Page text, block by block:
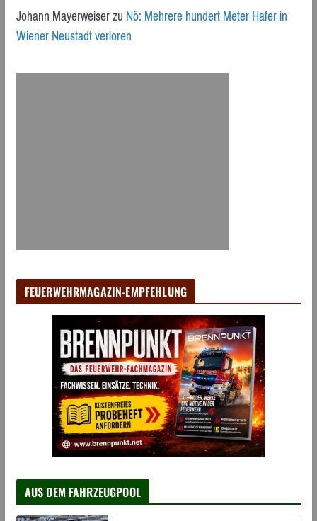
Johann MayerweiserzuNö: Mehrere hundert Meter Hafer in
Wiener Neustadt verloren
FEUERWEHRMAGAZIN-EMPFEHLUNG
AUS DEM FAHRZEUGPOOL